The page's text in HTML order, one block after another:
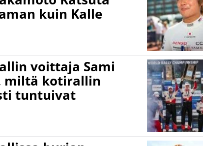
kuin Kalle
voittaja Sami
miltä kotirallin
tuntuivat